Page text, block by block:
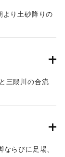
朝刊7面】
より土砂降りの
一帯はほとん
活動常設賓館付
の状態となっ
非常な混雑を
に愁眉を開い
いため、苗代
三隈川の合流
らびに足場、